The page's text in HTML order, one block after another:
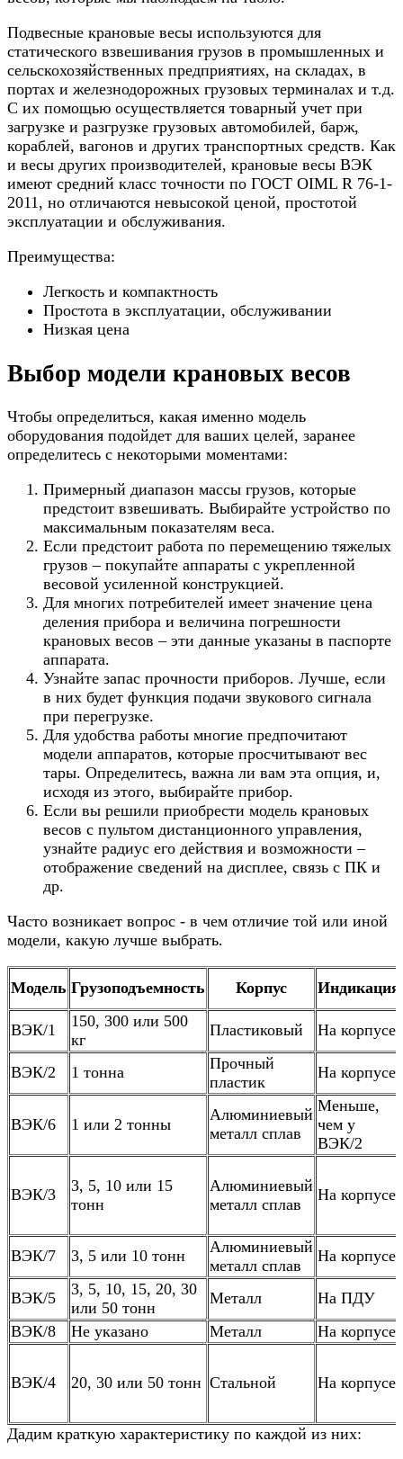
Подвесные крановые весы используются для
статического взвешивания грузов в промышленных и
сельскохозяйственных предприятиях, на складах, в
портах и железнодорожных грузовых терминалах и т.д.
С их помощью осуществляется товарный учет при
загрузке и разгрузке грузовых автомобилей, барж,
кораблей, вагонов и других транспортных средств. Как
и весы других производителей, крановые весы ВЭК
имеют средний класс точности по ГОСТ OIML R 76-1-
2011, но отличаются невысокой ценой, простотой
эксплуатации и обслуживания.
Преимущества:
Легкость и компактность
Простота в эксплуатации, обслуживании
Низкая цена
Выбор модели крановых весов
Чтобы определиться, какая именно модель
оборудования подойдет для ваших целей, заранее
определитесь с некоторыми моментами:
Примерный диапазон массы грузов, которые
предстоит взвешивать. Выбирайте устройство по
максимальным показателям веса.
Если предстоит работа по перемещению тяжелых
грузов – покупайте аппараты с укрепленной
весовой усиленной конструкцией.
Для многих потребителей имеет значение цена
деления прибора и величина погрешности
крановых весов – эти данные указаны в паспорте
аппарата.
Узнайте запас прочности приборов. Лучше, если
в них будет функция подачи звукового сигнала
при перегрузке.
Для удобства работы многие предпочитают
модели аппаратов, которые просчитывают вес
тары. Определитесь, важна ли вам эта опция, и,
исходя из этого, выбирайте прибор.
Если вы решили приобрести модель крановых
весов с пультом дистанционного управления,
узнайте радиус его действия и возможности –
отображение сведений на дисплее, связь с ПК и
др.
Часто возникает вопрос - в чем отличие той или иной
модели, какую лучше выбрать.
Модель Грузоподъемность Корпус Индикация
ВЭК/1
150, 300 или 500
кг
Пластиковый На корпусе
ВЭК/2 1 тонна
Прочный
пластик
На корпусе
ВЭК/6 1 или 2 тонны
Алюминиевый
металл сплав
Меньше,
чем у
ВЭК/2
ВЭК/3
3, 5, 10 или 15
тонн
Алюминиевый
металл сплав
На корпусе
ВЭК/7 3, 5 или 10 тонн
Алюминиевый
металл сплав
На корпусе
ВЭК/5
3, 5, 10, 15, 20, 30
или 50 тонн
Металл
На ПДУ
ВЭК/8
Не указано Металл На корпусе
ВЭК/4 20, 30 или 50 тонн Стальной На корпусе
Дадим краткую характеристику по каждой из них: